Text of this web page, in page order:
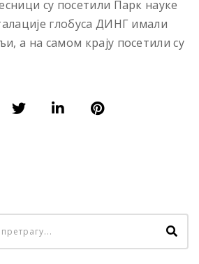
су посетили Парк науке
глобуса ДИНГ имали
а на самом крају посетили су